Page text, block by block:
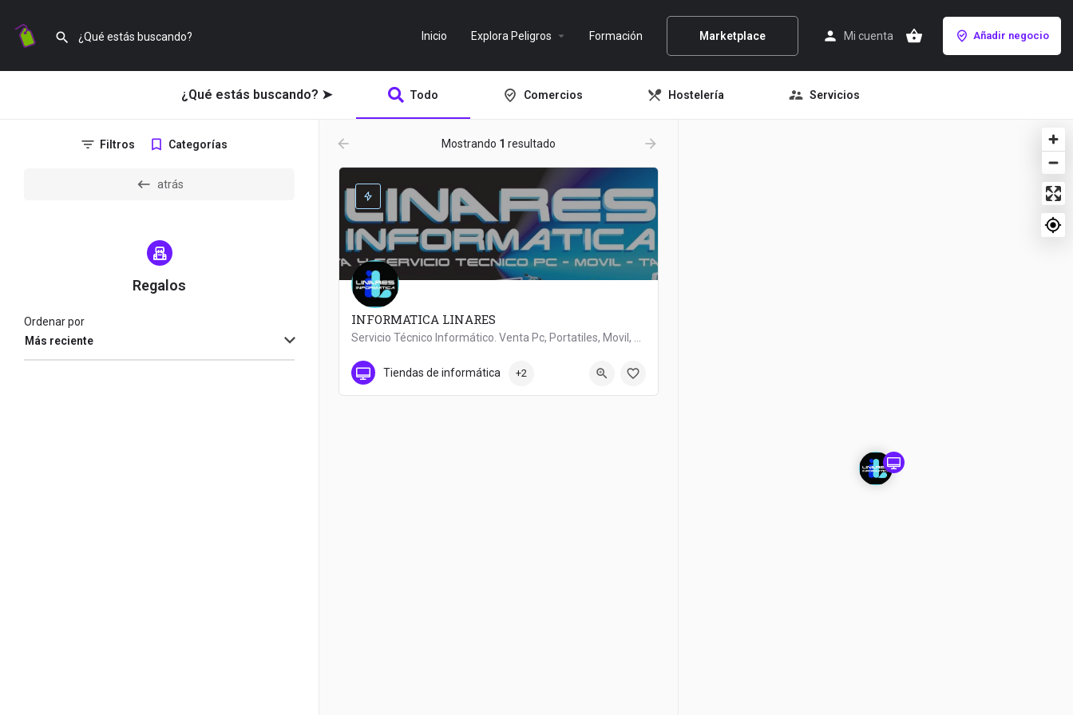
Inicio Explora Peligros arrow_drop_down Formación Marketplace Mi cuenta Añadir negocio
¿Qué estás buscando? ➤ Todo Comercios Hostelería Servicios
Filtros Categorías
atrás
Regalos
Más reciente
Ordenar por
arrow_backward Mostrando 1 resultado arrow_forward
INFORMATICA LINARES
634 58 58 55
Tiendas de informática +2